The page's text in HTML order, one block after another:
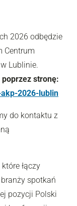
2026 odbędzie
Centrum
Lublinie.
poprzez stronę:
2026-lublin
do kontaktu z
łączy
spotkań
pozycji Polski